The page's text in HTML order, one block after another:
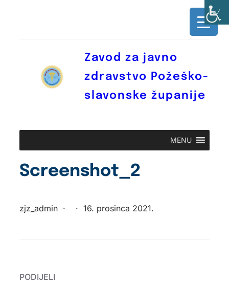
Zavod za javno
zdravstvo Požeško-
slavonske županije
MENU
Screenshot_2
zjz_admin · · 16. prosinca 2021.
PODIJELI